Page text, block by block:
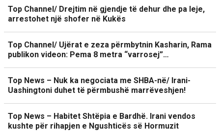
Top Channel/ Drejtim në gjendje të dehur dhe pa leje,
arrestohet një shofer në Kukës
Top Channel/ Ujërat e zeza përmbytnin Kasharin, Rama
publikon videon: Pema 8 metra “varrosej”…
Top News – Nuk ka negociata me SHBA-në/ Irani-
Uashingtoni duhet të përmbushë marrëveshjen!
Top News – Habitet Shtëpia e Bardhë. Irani vendos
kushte për rihapjen e Ngushticës së Hormuzit